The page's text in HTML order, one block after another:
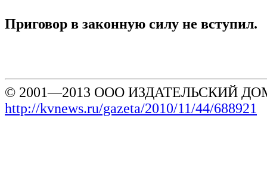
Приговор в законную силу не вступил.
© 2001—2013 ООО ИЗДАТЕЛЬСКИЙ
http://kvnews.ru/gazeta/2010/11/44/688921